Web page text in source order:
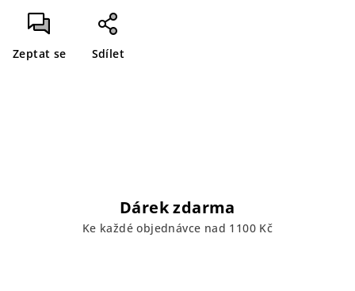
Zeptat se Sdílet
Dárek zdarma
Ke každé objednávce nad 1100 Kč